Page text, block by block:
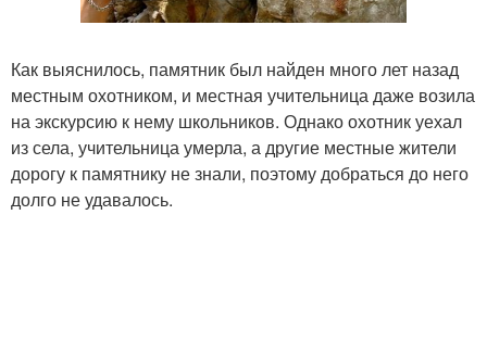
Как выяснилось, памятник был найден много лет назад
местным охотником, и местная учительница даже возила
на экскурсию к нему школьников. Однако охотник уехал
из села, учительница умерла, а другие местные жители
дорогу к памятнику не знали, поэтому добраться до него
долго не удавалось.